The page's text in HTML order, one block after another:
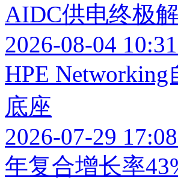
AIDC供电终极
2026-08-04
HPE
底座
2026-07-29
年复合增长率